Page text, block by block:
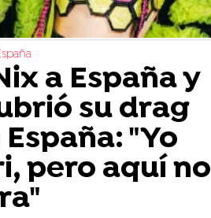
a España y
su drag
"Yo
pero aquí no